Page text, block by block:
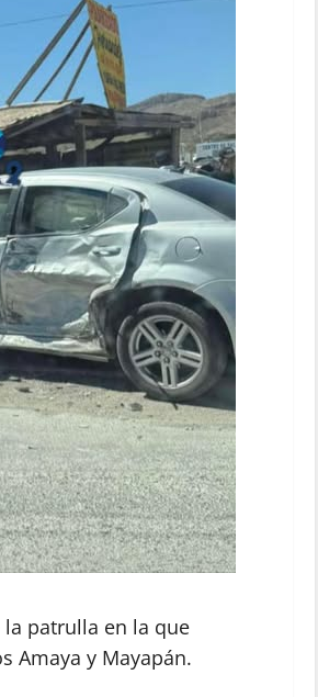
patrulla en la que
Amaya y Mayapán.